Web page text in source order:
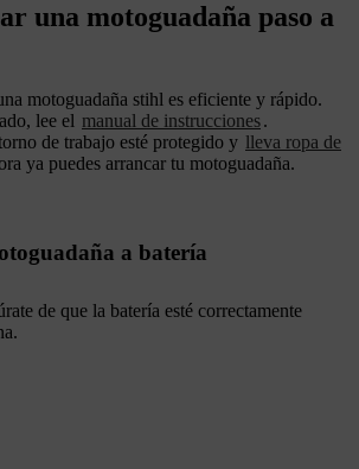
una motoguadaña paso a
motoguadaña stihl es eficiente y rápido.
lee el manual de instrucciones.
de trabajo esté protegido y lleva ropa de
ya puedes arrancar tu motoguadaña.
a batería
de que la batería esté correctamente